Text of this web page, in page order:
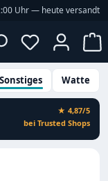
Uhr — heute versandt
Du hast 0
Sonstiges Watte
★ 4,87/5
bei Trusted Shops